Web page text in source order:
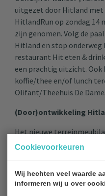
Cookievoorkeuren
Wij hechten veel waarde
informeren wij u over
uitgezet door Hitland met
HitlandRun op zondag 14
zijn genomen. Volg de
Hitland en stop
restaurant Hit eten &
een prachtig uitzicht. Ook
koffie/thee en/of lunch
Olifant/Theehuis De
(Door)ontwikkeling
Het nieuwe
vormt een onderdeel van
recreatiegebied Hitland
nieuwe recreatieve